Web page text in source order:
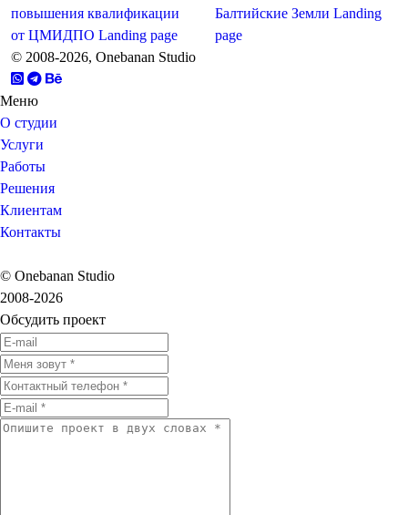
повышения квалификации
от ЦМИДПО Landing page
Балтийские Земли Landing
page
© 2008-2026, Onebanan Studio
Меню
О студии
Услуги
Работы
Решения
Клиентам
Контакты
© Onebanan Studio
2008-2026
Обсудить проект